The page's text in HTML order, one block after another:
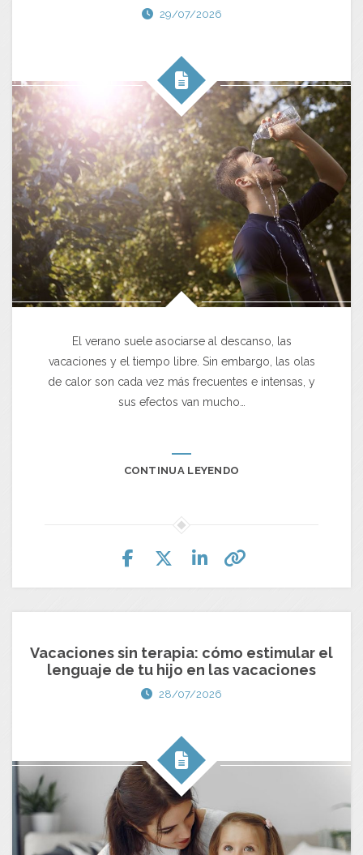
29/07/2026
El verano suele asociarse al descanso, las
vacaciones y el tiempo libre. Sin embargo, las olas
de calor son cada vez más frecuentes e intensas, y
sus efectos van mucho…
CONTINUA LEYENDO
Vacaciones sin terapia: cómo estimular el
lenguaje de tu hijo en las vacaciones
28/07/2026